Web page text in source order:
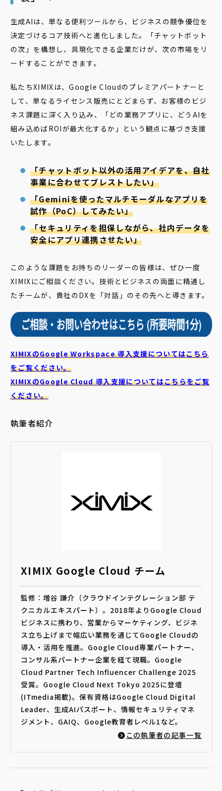
生成AIは、単なる便利ツールから、ビジネスの競争優位を
決定づけるコア技術へと進化しました。「チャットボット
の次」を構想し、具現化できる企業だけが、次の市場をリ
ードすることができます。
私たちXIMIXは、Google Cloudのプレミアパートナーと
して、単なるライセンス販売にとどまらず、お客様のビジ
ネス課題に深く入り込み、「どの業務アプリに、どうAIを
組み込めばROIが最大化するか」という観点に基づき支援
いたします。
「チャットボット以外の活用アイデアを、自社
事業に合わせてブレストしたい」
「Geminiを使ったマルチモーダルなアプリを
試作（PoC）してみたい」
「セキュリティを担保しながら、社内データを
安全にアプリ連携させたい」
このような課題をお持ちのリーダーの皆様は、ぜひ一度
XIMIXにご相談ください。技術とビジネスの両面に精通し
たチームが、貴社のDXを「対話」のその先へと導きます。
XIMIXのGoogle Workspace 導入支援についてはこちら
をご覧ください。
XIMIXのGoogle Cloud導入支援についてはこちらをご覧
ください。
執筆者紹介
XIMIX Google Cloud チーム
監修：増谷 謙介（クラウドインテグレーション部 テ
クニカルエキスパート）。2018年よりGoogle Cloud
ビジネスに携わり、営業からマーケティング、ビジネ
ス立ち上げまで幅広い業務を通じてGoogle Cloudの
導入・活用を推進。Google Cloud専業パートナー、
コンサル系パートナー企業を経て現職。Google
Cloud Partner Tech Influencer Challenge 2025
受賞。Google Cloud Next Tokyo 2025に登壇
(ITmedia掲載)。保有資格はGoogle Cloud Digital
Leader、生成AIパスポート、情報セキュリティマネ
ジメント、GAIQ、Google教育者レベル1など。
この執筆者の記事一覧